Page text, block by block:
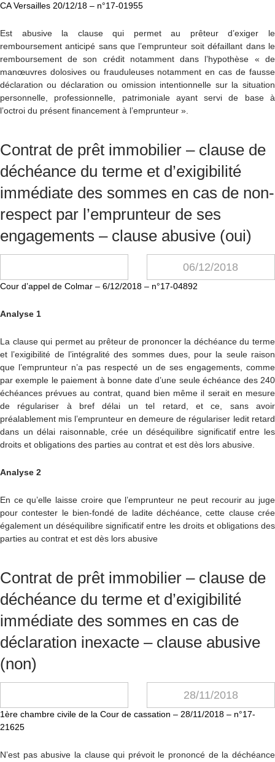
CA Versailles 20/12/18 – n°17-01955
Est abusive la clause qui permet au prêteur d’exiger le
remboursement anticipé sans que l’emprunteur soit défaillant dans le
remboursement de son crédit notamment dans l’hypothèse « de
manœuvres dolosives ou frauduleuses notamment en cas de fausse
déclaration ou déclaration ou omission intentionnelle sur la situation
personnelle, professionnelle, patrimoniale ayant servi de base à
l’octroi du présent financement à l’emprunteur ».
Contrat de prêt immobilier – clause de
déchéance du terme et d’exigibilité
immédiate des sommes en cas de non-
respect par l’emprunteur de ses
engagements – clause abusive (oui)
06/12/2018
Cour d’appel de Colmar – 6/12/2018 – n°17-04892
Analyse 1
La clause qui permet au prêteur de prononcer la déchéance du terme
et l’exigibilité de l’intégralité des sommes dues, pour la seule raison
que l’emprunteur n’a pas respecté un de ses engagements, comme
par exemple le paiement à bonne date d’une seule échéance des 240
échéances prévues au contrat, quand bien même il serait en mesure
de régulariser à bref délai un tel retard, et ce, sans avoir
préalablement mis l’emprunteur en demeure de régulariser ledit retard
dans un délai raisonnable, crée un déséquilibre significatif entre les
droits et obligations des parties au contrat et est dès lors abusive.
Analyse 2
En ce qu’elle laisse croire que l’emprunteur ne peut recourir au juge
pour contester le bien-fondé de ladite déchéance, cette clause crée
également un déséquilibre significatif entre les droits et obligations des
parties au contrat et est dès lors abusive
Contrat de prêt immobilier – clause de
déchéance du terme et d’exigibilité
immédiate des sommes en cas de
déclaration inexacte – clause abusive
(non)
28/11/2018
1ère chambre civile de la Cour de cassation – 28/11/2018 – n°17-
21625
N’est pas abusive la clause qui prévoit le prononcé de la déchéance